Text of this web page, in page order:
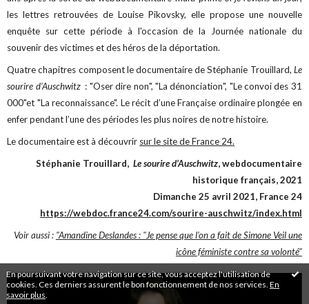
En poursuivant votre navigation sur ce site, vous acceptez l'utilisation de
cookies. Ces derniers assurent le bon fonctionnement de nos services. En
savoir plus
les lettres retrouvées de Louise Pikovsky, elle propose une nouvelle
enquête sur cette période à l'occasion de la Journée nationale du
souvenir des victimes et des héros de la déportation.
Quatre chapitres composent le documentaire de Stéphanie Trouillard, Le
sourire d’Auschwitz: "Oser dire non", "La dénonciation", "Le convoi des 31
000"et "La reconnaissance". Le récit d’une Française ordinaire plongée en
enfer pendant l’une des périodes les plus noires de notre histoire.
Le documentaire est à découvrir sur le site de France 24.
Stéphanie Trouillard, Le sourire d’Auschwitz, webdocumentaire
historique français, 2021
Dimanche 25 avril 2021, France 24
https://webdoc.france24.com/sourire-auschwitz/index.html
Voir aussi : "Amandine Deslandes : "Je pense que l’on a fait de Simone Veil une
icône féministe contre sa volonté"